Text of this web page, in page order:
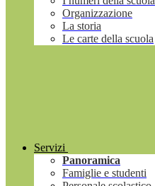
Organizzazione
La storia
Le carte della scuola
Servizi
Panoramica
Famiglie e studenti